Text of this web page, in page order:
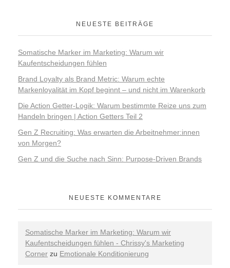
NEUESTE BEITRÄGE
Somatische Marker im Marketing: Warum wir
Kaufentscheidungen fühlen
Brand Loyalty als Brand Metric: Warum echte
Markenloyalität im Kopf beginnt – und nicht im Warenkorb
Die Action Getter-Logik: Warum bestimmte Reize uns zum
Handeln bringen | Action Getters Teil 2
Gen Z Recruiting: Was erwarten die Arbeitnehmer:innen
von Morgen?
Gen Z und die Suche nach Sinn: Purpose-Driven Brands
NEUESTE KOMMENTARE
Somatische Marker im Marketing: Warum wir
Kaufentscheidungen fühlen - Chrissy's Marketing
Corner zu Emotionale Konditionierung